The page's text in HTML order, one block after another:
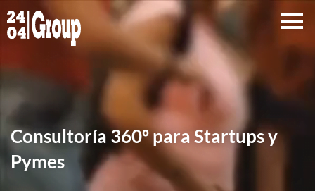
contenido
Consultoría 360º para Startups y
Pymes